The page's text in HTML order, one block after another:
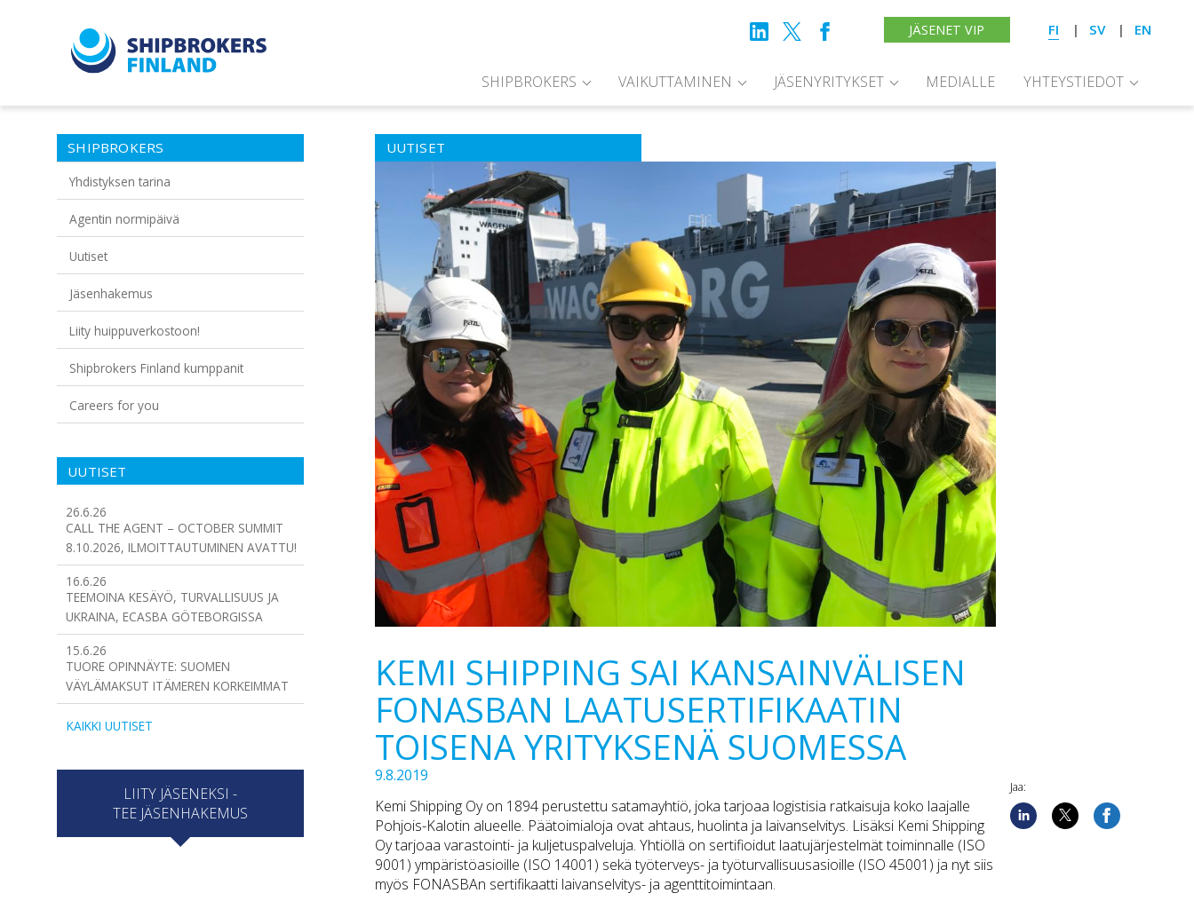
JÄSENET VIP FI SV EN
SHIPBROKERS VAIKUTTAMINEN JÄSENYRITYKSET MEDIALLE YHTEYSTIEDOT
SHIPBROKERS
Yhdistyksen tarina
Agentin normipäivä
Uutiset
Jäsenhakemus
Liity huippuverkostoon!
Shipbrokers Finland kumppanit
Careers for you
UUTISET
26.6.26
CALL THE AGENT – OCTOBER SUMMIT
8.10.2026, ILMOITTAUTUMINEN AVATTU!
16.6.26
TEEMOINA KESÄYÖ, TURVALLISUUS JA
UKRAINA, ECASBA GÖTEBORGISSA
15.6.26
TUORE OPINNÄYTE: SUOMEN
VÄYLÄMAKSUT ITÄMEREN KORKEIMMAT
KAIKKI UUTISET
LIITY JÄSENEKSI -
TEE JÄSENHAKEMUS
UUTISET
KEMI SHIPPING SAI KANSAINVÄLISEN
FONASBAN LAATUSERTIFIKAATIN
TOISENA YRITYKSENÄ SUOMESSA
9.8.2019
Kemi Shipping Oy on 1894 perustettu satamayhtiö, joka tarjoaa logistisia ratkaisuja koko laajalle
Pohjois-Kalotin alueelle. Päätoimialoja ovat ahtaus, huolinta ja laivanselvitys. Lisäksi Kemi Shipping
Oy tarjoaa varastointi- ja kuljetuspalveluja. Yhtiöllä on sertifioidut laatujärjestelmät toiminnalle (ISO
9001) ympäristöasioille (ISO 14001) sekä työterveys- ja työturvallisuusasioille (ISO 45001) ja nyt siis
myös FONASBAn sertifikaatti laivanselvitys- ja agenttitoimintaan.
Jaa: